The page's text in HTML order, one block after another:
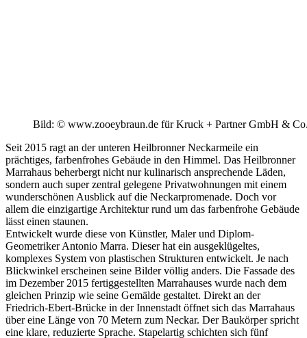
Bild: © www.zooeybraun.de für Kruck + Partner GmbH &
Seit 2015 ragt an der unteren Heilbronner Neckarmeile ein
prächtiges, farbenfrohes Gebäude in den Himmel. Das Heilbronner
Marrahaus beherbergt nicht nur kulinarisch ansprechende Läden,
sondern auch super zentral gelegene Privatwohnungen mit einem
wunderschönen Ausblick auf die Neckarpromenade. Doch vor
allem die einzigartige Architektur rund um das farbenfrohe Gebäude
lässt einen staunen.
Entwickelt wurde diese von Künstler, Maler und Diplom-
Geometriker Antonio Marra. Dieser hat ein ausgeklügeltes,
komplexes System von plastischen Strukturen entwickelt. Je nach
Blickwinkel erscheinen seine Bilder völlig anders. Die Fassade des
im Dezember 2015 fertiggestellten Marrahauses wurde nach dem
gleichen Prinzip wie seine Gemälde gestaltet. Direkt an der
Friedrich-Ebert-Brücke in der Innenstadt öffnet sich das Marrahaus
über eine Länge von 70 Metern zum Neckar. Der Baukörper spricht
eine klare, reduzierte Sprache. Stapelartig schichten sich fünf